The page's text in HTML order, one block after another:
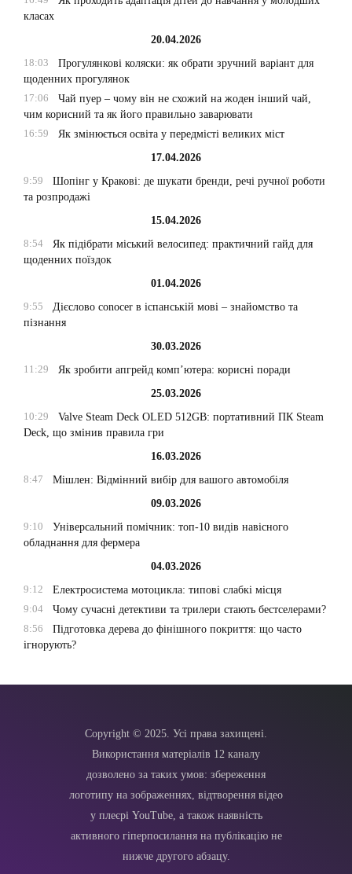
класах
20.04.2026
18:03
Прогулянкові коляски: як обрати зручний варіант для
щоденних прогулянок
17:06
Чай пуер – чому він не схожий на жоден інший чай,
чим корисний та як його правильно заварювати
16:59
Як змінюється освіта у передмісті великих міст
17.04.2026
9:59
Шопінг у Кракові: де шукати бренди, речі ручної роботи
та розпродажі
15.04.2026
8:54
Як підібрати міський велосипед: практичний гайд для
щоденних поїздок
01.04.2026
9:55
Дієслово conocer в іспанській мові – знайомство та
пізнання
30.03.2026
11:29
Як зробити апгрейд комп’ютера: корисні поради
25.03.2026
10:29
Valve Steam Deck OLED 512GB: портативний ПК Steam
Deck, що змінив правила гри
16.03.2026
8:47
Мішлен: Відмінний вибір для вашого автомобіля
09.03.2026
9:10
Універсальний помічник: топ-10 видів навісного
обладнання для фермера
04.03.2026
9:12
Електросистема мотоцикла: типові слабкі місця
9:04
Чому сучасні детективи та трилери стають бестселерами?
8:56
Підготовка дерева до фінішного покриття: що часто
ігнорують?
Copyright © 2025. Усі права захищені.
Використання матеріалів 12 каналу
дозволено за таких умов: збереження
логотипу на зображеннях, відтворення відео
у плеєрі YouTube, а також наявність
активного гіперпосилання на публікацію не
нижче другого абзацу.